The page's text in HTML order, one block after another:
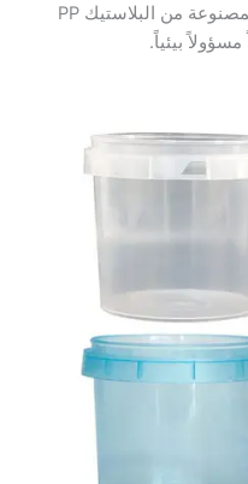
ج: نعم، معظم العبوات البلاستيكية المصنوعة من البلاستيك PP
مسؤولاً بيئياً.